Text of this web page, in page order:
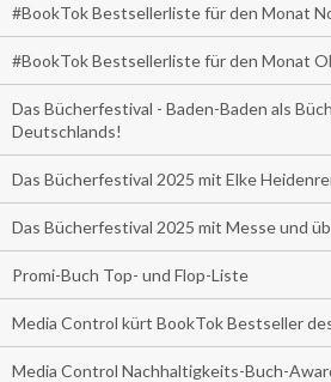
#BookTok Bestsellerliste für den Monat
#BookTok Bestsellerliste für den Monat
Das Bücherfestival - Baden-Baden als
Deutschlands!
Das Bücherfestival 2025 mit Elke
Das Bücherfestival 2025 mit Messe und
Promi-Buch Top- und Flop-Liste
Media Control kürt BookTok Bestseller
Media Control Nachhaltigkeits-Buch-